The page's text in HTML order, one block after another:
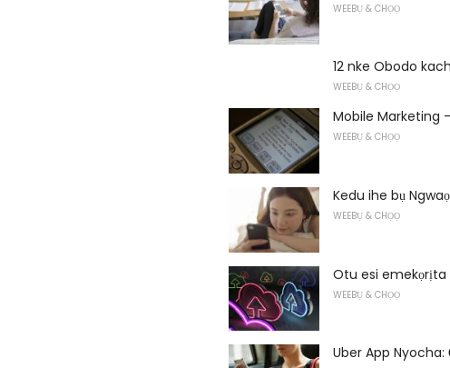
WEEBỤ & CHỌỌ
12 nke Obodo
WEEBỤ & CHỌỌ
Mobile Marketing
WEEBỤ & CHỌỌ
Kedu ihe bụ
WEEBỤ & CHỌỌ
Otu esi emekọrịta
WEEBỤ & CHỌỌ
Uber App Nyocha: